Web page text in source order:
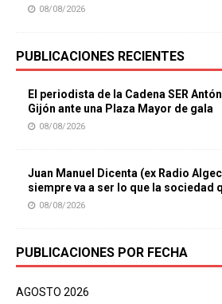
08/08/2026
PUBLICACIONES RECIENTES
El periodista de la Cadena SER
Gijón ante una Plaza Mayor de gala
08/08/2026
Juan Manuel Dicenta (ex Radio
siempre va a ser lo que la sociedad
08/08/2026
PUBLICACIONES POR FECHA
AGOSTO 2026